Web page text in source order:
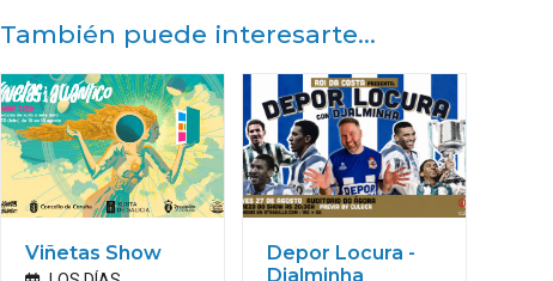
También puede interesarte...
Viñetas Show
Depor Locura -
Djalminha